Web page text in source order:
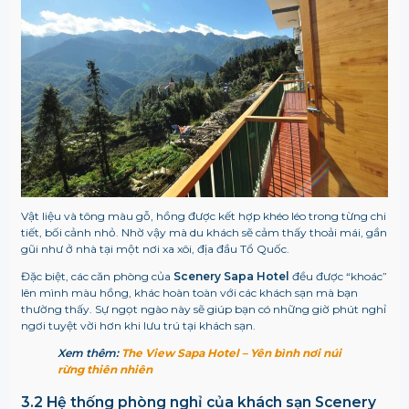
Vật liệu và tông màu gỗ, hồng được kết hợp khéo léo trong từng chi
tiết, bối cảnh nhỏ. Nhờ vậy mà du khách sẽ cảm thấy thoải mái, gần
gũi như ở nhà tại một nơi xa xôi, địa đầu Tổ Quốc.
Đặc biệt, các căn phòng của Scenery Sapa Hotel đều được “khoác”
lên mình màu hồng, khác hoàn toàn với các khách sạn mà bạn
thường thấy. Sự ngọt ngào này sẽ giúp bạn có những giờ phút nghỉ
ngơi tuyệt vời hơn khi lưu trú tại khách sạn.
Xem thêm: The View Sapa Hotel – Yên bình nơi núi
rừng thiên nhiên
3.2 Hệ thống phòng nghỉ của khách sạn Scenery